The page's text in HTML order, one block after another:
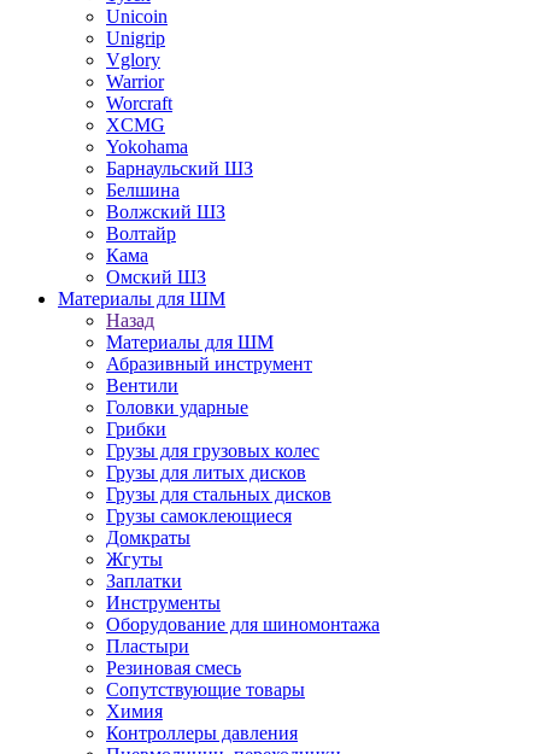
Unicoin
Unigrip
Vglory
Warrior
Worcraft
XCMG
Yokohama
Барнаульский ШЗ
Белшина
Волжский ШЗ
Волтайр
Кама
Омский ШЗ
Материалы для ШМ
Назад
Материалы для ШМ
Абразивный инструмент
Вентили
Головки ударные
Грибки
Грузы для грузовых колес
Грузы для литых дисков
Грузы для стальных дисков
Грузы самоклеющиеся
Домкраты
Жгуты
Заплатки
Инструменты
Оборудование для шиномонтажа
Пластыри
Резиновая смесь
Сопутствующие товары
Химия
Контроллеры давления